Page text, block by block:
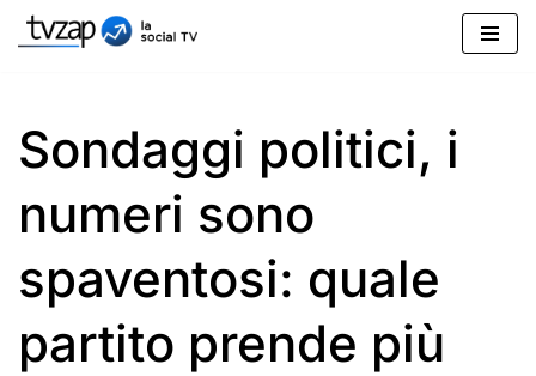
al
Sondaggi politici, i
numeri sono
spaventosi: quale
partito prende più